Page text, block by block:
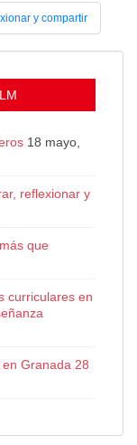
y compartir
18 mayo,
reflexionar y
que
curriculares en
Granada 28